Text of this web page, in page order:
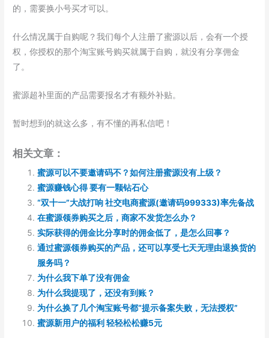
的，需要换小号买才可以。
什么情况属于自购呢？我们每个人注册了蜜源以后，会有一个授
权，你授权的那个淘宝账号购买就属于自购，就没有分享佣金
了。
蜜源超补里面的产品需要报名才有额外补贴。
暂时想到的就这么多，有不懂的再私信吧！
相关文章：
蜜源可以不要邀请码不？如何注册蜜源没有上级？
蜜源赚钱心得 要有一颗钻石心
“双十一”大战打响 社交电商蜜源(邀请码999333)率先备战
在蜜源领券购买之后，商家不发货怎么办？
实际获得的佣金比分享时的佣金低了，是怎么回事？
通过蜜源领券购买的产品，还可以享受七天无理由退换货的
服务吗？
为什么我下单了没有佣金
为什么我提现了，还没有到账？
为什么换了几个淘宝账号都“提示备案失败，无法授权”
蜜源新用户的福利 轻轻松松赚5元